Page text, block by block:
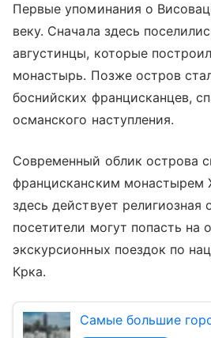
Первые упоминания о
веку. Сначала здесь
августинцы, которые
монастырь. Позже остров
боснийских францисканцев,
османского наступления.
Современный облик острова
францисканским монастырем
здесь действует религиозная
посетители могут попасть на
экскурсионных поездок по
Крка.
Самые большие